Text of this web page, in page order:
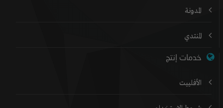
المدونة
المنتدي
خدمات إنتج
الأفلييت